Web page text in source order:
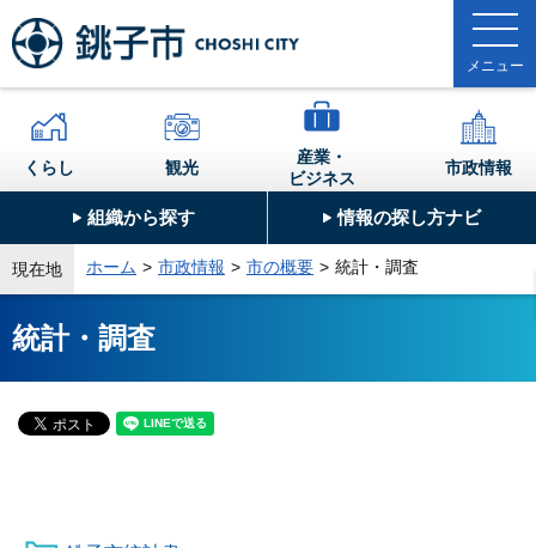
組織から探す 情報の探し方ナビ
くらし 観光
産業・
ビジネス
市政情報
現在地 ホーム 市政情報 市の概要 統計・調査
統計・調査